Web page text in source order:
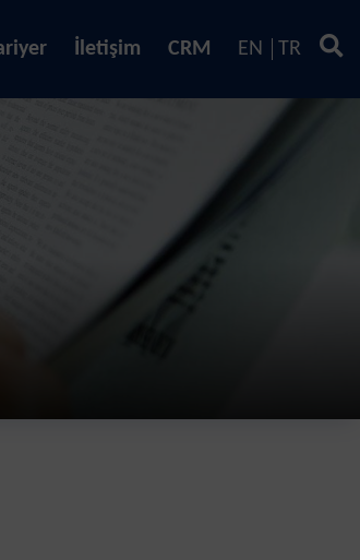
İletişim CRM EN TR